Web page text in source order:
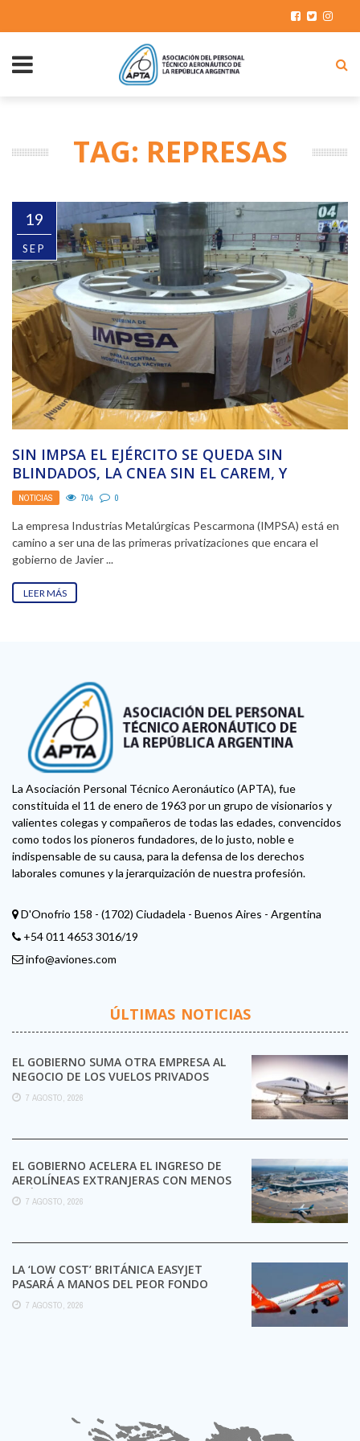
TAG: REPRESAS
19
SEP
SIN IMPSA EL EJÉRCITO SE QUEDA SIN
BLINDADOS, LA CNEA SIN EL CAREM, Y
ARGENTINA ...
NOTICIAS 704 0
La empresa Industrias Metalúrgicas Pescarmona (IMPSA) está en
camino a ser una de las primeras privatizaciones que encara el
gobierno de Javier ...
LEER MÁS
La Asociación Personal Técnico Aeronáutico (APTA), fue
constituida el 11 de enero de 1963 por un grupo de visionarios y
valientes colegas y compañeros de todas las edades, convencidos
como todos los pioneros fundadores, de lo justo, noble e
indispensable de su causa, para la defensa de los derechos
laborales comunes y la jerarquización de nuestra profesión.
D'Onofrio 158 - (1702) Ciudadela - Buenos Aires - Argentina
+54 011 4653 3016/19
info@aviones.com
ÚLTIMAS NOTICIAS
EL GOBIERNO SUMA OTRA EMPRESA AL
NEGOCIO DE LOS VUELOS PRIVADOS
7 AGOSTO, 2026
EL GOBIERNO ACELERA EL INGRESO DE
AEROLÍNEAS EXTRANJERAS CON MENOS
TRÁMITES
7 AGOSTO, 2026
LA ‘LOW COST’ BRITÁNICA EASYJET
PASARÁ A MANOS DEL PEOR FONDO
POSIBLE:
7 AGOSTO, 2026